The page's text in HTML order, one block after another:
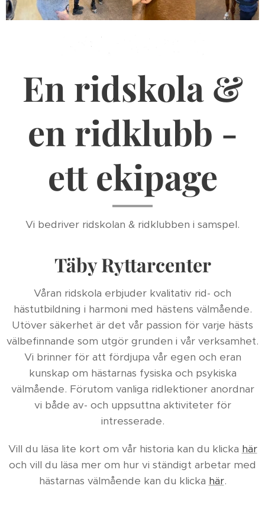
En ridskola &
en ridklubb -
ett ekipage
Vi bedriver ridskolan & ridklubben i samspel.
Täby Ryttarcenter
Våran ridskola erbjuder kvalitativ rid- och
hästutbildning i harmoni med hästens välmående.
Utöver säkerhet är det vår passion för varje hästs
välbefinnande som utgör grunden i vår verksamhet.
Vi brinner för att fördjupa vår egen och eran
kunskap om hästarnas fysiska och psykiska
välmående. Förutom vanliga ridlektioner anordnar
vi både av- och uppsuttna aktiviteter för
intresserade.
Vill du läsa lite kort om vår historia kan du klicka här
och vill du läsa mer om hur vi ständigt arbetar med
hästarnas välmående kan du klicka här.